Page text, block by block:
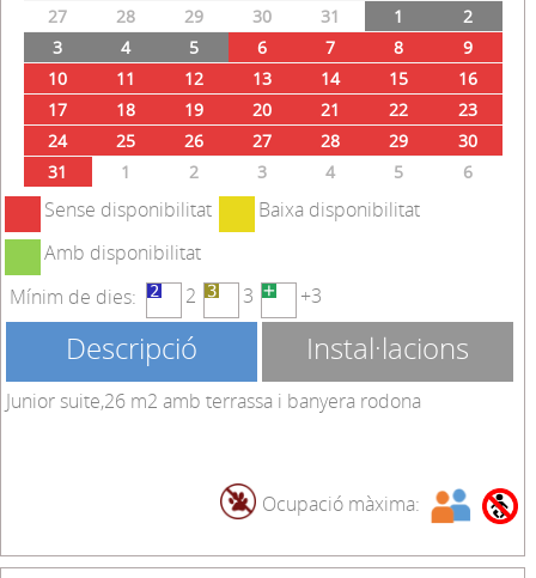
27 28 29 30 31 1
2
3
4 5 6 7 8
9
10
11 12 13 14 15
16
17
18 19 20 21 22
23
24
25 26 27 28 29
30
31
1 2 3 4 5 6
Sense disponibilitat
Baixa disponibilitat
Amb disponibilitat
Mínim de dies:
2 3 +3
Descripció Instal·lacions
Junior suite,26 m2 amb terrassa i banyera rodona
Ocupació màxima: